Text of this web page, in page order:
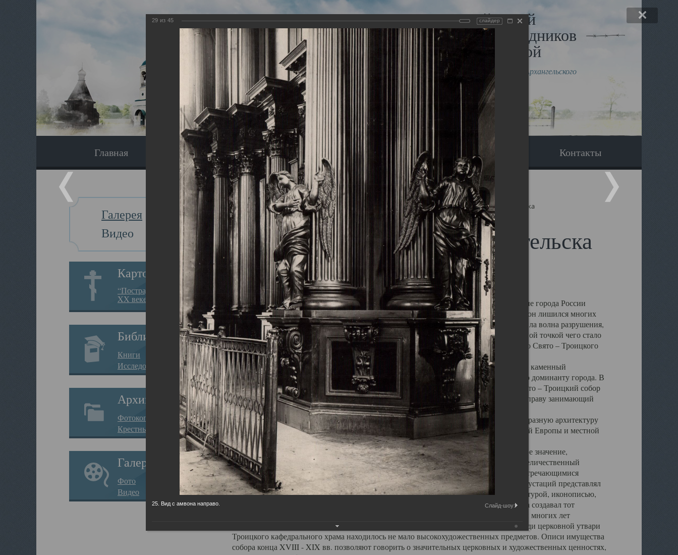
Виртуальный музей
Новомучеников и исповедников
Земли Архангельской
Сайт создан по благословлению митрополита Архангельского
и Холмогорского Даниила
Главная Экскурсия Наследники Галерея Вопрос-ответ Контакты
Галерея
Видео
Картотека
“Пострадавшие за веру в
XX веке на Севере”
Библиотека
Книги
Исследования
Архив
Фотокопии дел
Крестные ходы
Галерея
Фото
Видео
Главная Галерея Храмы-мученики Архангельска Свято-Троицкий собор Архангельска
Свято-Троицкий собор Архангельска
Свято-Троицкий собор Архангельска
23.12.2015
Сегодня мы можем говорить, что Архангельск в большей мере, чем другие губернские города России
пострадал от целенаправленных систематических разрушений, в результате которых он лишился многих
выдающихся памятников архитектуры. Больше всего по старому Архангельску ударила волна разрушения,
вызванная борьбой с религией, набравшая особую силу в конце 20 –х годов. Отправной точкой чего стало
разрушение православного центра архангельской губернии - ансамбля кафедрального Свято – Троицкого
собора Архангельска.
Возникнув в начале XVIII века в центре Архангельска, величественный каменный
двухэтажный Троицкий собор, сразу превратился в зрительную и градостроительную доминанту города. В
XVIII веке по масштабам ему не было равных на Севере. Вплоть до разрушения Свято – Троицкий собор
оставался самым высоким и значительным из городских строений Архангельска, по праву занимающий
второе место, после гостиных дворов, в градостроительной картине Архангельска.
Один из самых больших и светлых соборов России воплотил в себе яркую и своеобразную архитектуру
портового города с отраженными в ней архитектурными течениями России, Западной Европы и местной
архангелогородской школы церковного зодчества.
Масштабность, благолепие и богатство собора, вполне оправдывали его кафедральное значение,
заслуженно выделяя из многочисленных культовых построек города. Обширный и величественный
иконостас украшенный колоннами ионического стиля, с единственными нигде не встречающимися
царскими вратами, изящным фронтоном и множеством резных, символических инкрустаций представлял
собой поистине художественную ценность. В совокупности же с живописью, скульптурой, иконописью,
шитьем, многочисленными предметами церковной утвари интерьер Троицкого храма создавал тот
неповторимый красочный ансамбль декоративного убранства собора, на протяжении многих лет
поражающий воображение своих посетителей. В соборной ризнице, библиотеке, среди церковной утвари
Троицкого кафедрального храма находилось не мало высокохудожественных предметов. Описи имущества
собора конца XVIII - XIX вв. позволяют говорить о значительных церковных и художественных ценностях,
29 из 45 слайдер
25. Вид с амвона направо. Слайд-шоу: